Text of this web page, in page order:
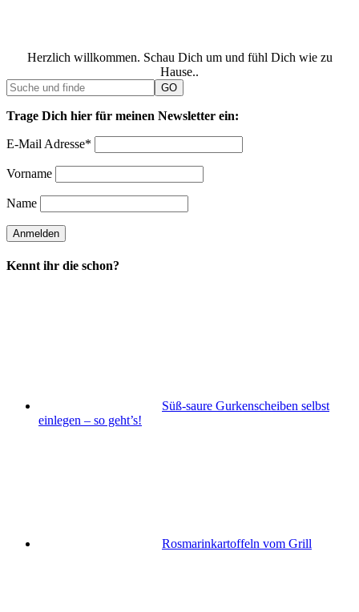
Herzlich willkommen. Schau Dich um und fühl Dich wie zu
Hause..
Trage Dich hier für meinen Newsletter ein:
E-Mail Adresse*
Vorname
Name
Kennt ihr die schon?
Süß-saure Gurkenscheiben selbst
einlegen – so geht’s!
Rosmarinkartoffeln vom Grill